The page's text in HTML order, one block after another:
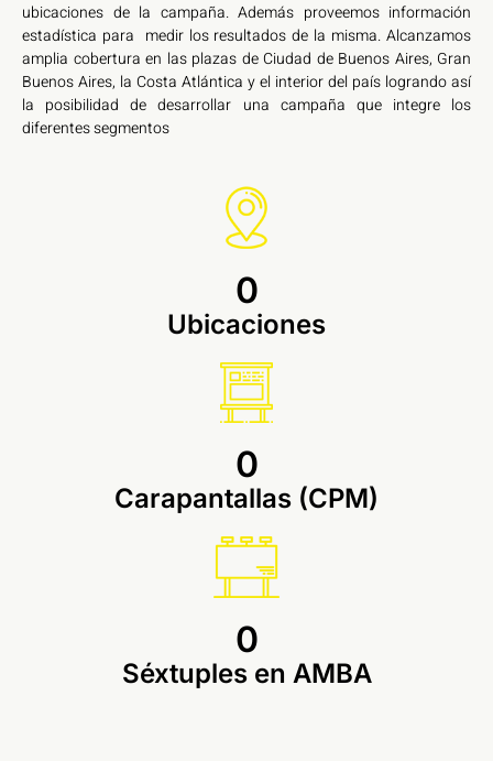
ubicaciones de la campaña. Además proveemos información
estadística para medir los resultados de la misma. Alcanzamos
amplia cobertura en las plazas de Ciudad de Buenos Aires, Gran
Buenos Aires, la Costa Atlántica y el interior del país logrando así
la posibilidad de desarrollar una campaña que integre los
diferentes segmentos
Ubicaciones​
0
Carapantallas (CPM)​
0
Séxtuples en AMBA​
0